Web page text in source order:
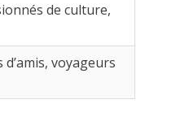
de culture,
voyageurs